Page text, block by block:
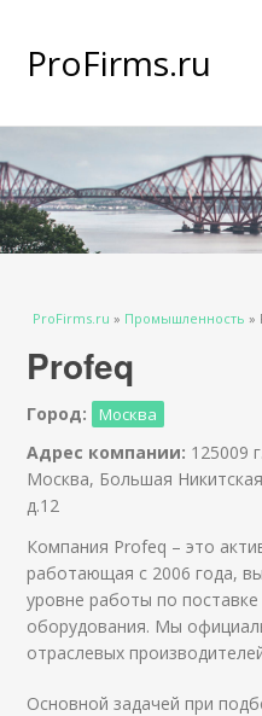
ProFirms.ru
Вы здесь
ProFirms.ru » Промышленность »
Profeq
Город: Москва
Адрес компании: 125009 г.
Москва, Большая
д.12
Компания Profeq – это
работающая с 2006 года,
уровне работы по
оборудования. Мы
отраслевых
Основной задачей при